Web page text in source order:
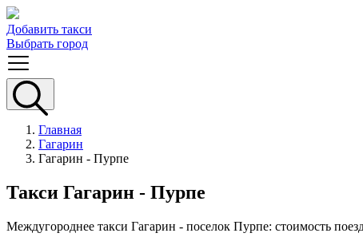
Добавить такси
Выбрать город
Главная
Гагарин
Гагарин - Пурпе
Такси Гагарин - Пурпе
Междугороднее такси Гагарин - поселок Пурпе: стоимость